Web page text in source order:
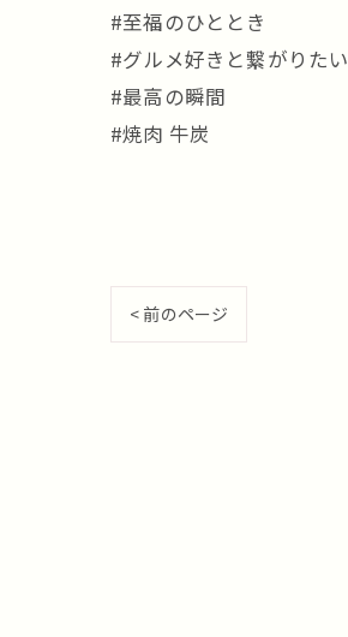
#至福のひととき
#グルメ好きと繋がりたい
#最高の瞬間
#焼肉 牛炭
< 前のページ